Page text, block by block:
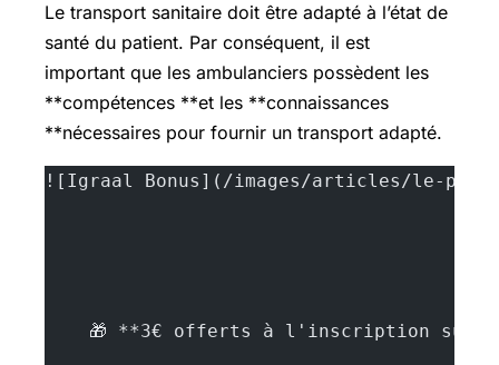
Le transport sanitaire doit être adapté à l’état de
santé du patient. Par conséquent, il est
important que les ambulanciers possèdent les
**compétences **et les **connaissances
**nécessaires pour fournir un transport adapté.
![Igraal Bonus](/images/articles/le-
🎁 **3€ offerts à l'inscription sur